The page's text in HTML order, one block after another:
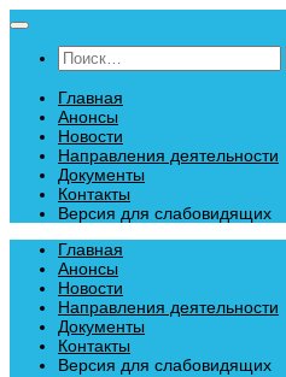
Перейти
содержимому
Найти:
Главная
Анонсы
Новости
Направления деятельности
Документы
Контакты
Версия для слабовидящих
Главная
Анонсы
Новости
Направления деятельности
Документы
Контакты
Версия для слабовидящих